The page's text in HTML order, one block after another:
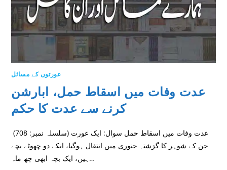
عورتوں کے مسائل
عدت وفات میں اسقاط حمل، ابارشن
کرنے سے عدت کا حکم
(سلسلہ نمبر: 708) عدت وفات میں اسقاط حمل سوال: ایک عورت
جن کے شوہر کا گزشتہ جنوری میں انتقال ہوگیا، انکے دو چھوٹے بچے
ہیں، ایک بچہ ابھی چھ ماہ…